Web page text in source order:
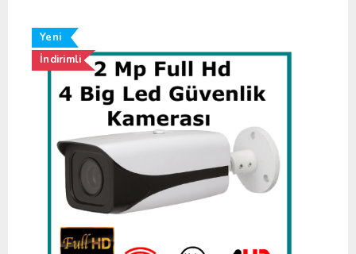
Yeni
İndirimli